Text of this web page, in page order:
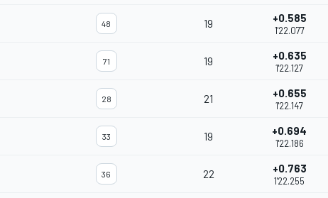
48 19 +0.585
1'22.077
71 19 +0.635
1'22.127
28 21 +0.655
1'22.147
33 19 +0.694
1'22.186
36 22 +0.763
1'22.255